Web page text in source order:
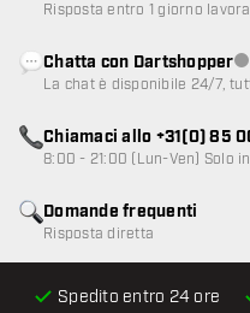
Spedito entro 24 ore
Domande frequenti
Risposta diretta
Risposta entro 1 giorno
Chatta con Dartshopper
La chat è disponibile 24/7,
Chiamaci allo +31(0) 85
8:00 - 21:00 (Lun-Ven) Solo